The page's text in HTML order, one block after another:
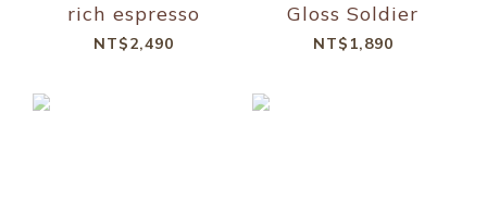
rich espresso
NT$2,490
Gloss Soldier
NT$1,890